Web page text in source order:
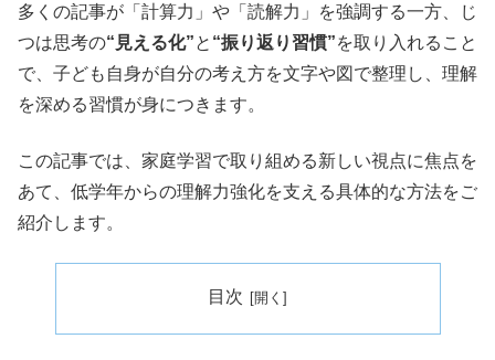
多くの記事が「計算力」や「読解力」を強調する一方、じ
つは思考の“見える化”と “振り返り習慣”を取り入れること
で、子ども自身が自分の考え方を文字や図で整理し、理解
を深める習慣が身につきます。
この記事では、家庭学習で取り組める新しい視点に焦点を
あて、低学年からの理解力強化を支える具体的な方法をご
紹介します。
目次